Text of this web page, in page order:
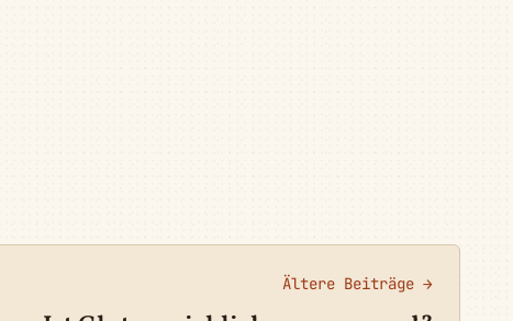
Ältere Beiträge →